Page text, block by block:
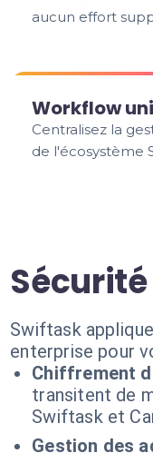
aucun effort
Workflow
Centralisez la
de l'écosystème
Swiftask
enterprise pour
Chiffrement
transitent de
Swiftask et
Gestion des